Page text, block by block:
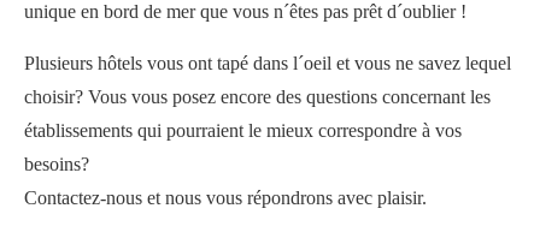
unique en bord de mer que vous n´êtes pas prêt d´oublier !
Plusieurs hôtels vous ont tapé dans l´oeil et vous ne savez lequel
choisir? Vous vous posez encore des questions concernant les
établissements qui pourraient le mieux correspondre à vos
besoins?
Contactez-nous et nous vous répondrons avec plaisir.